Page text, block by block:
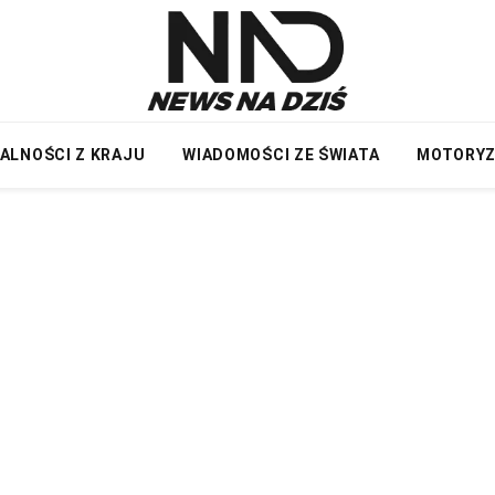
Z KRAJU WIADOMOŚCI ZE ŚWIATA